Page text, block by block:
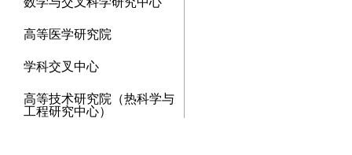
高等医学研究院
学科交叉中心
高等技术研究院（热科学与
工程研究中心）